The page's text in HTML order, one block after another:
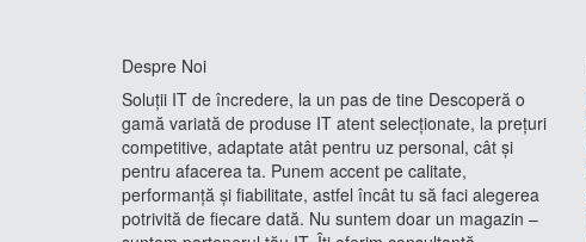
Despre Noi
Soluții IT de încredere, la un pas de tine Descoperă o
gamă variată de produse IT atent selecționate, la prețuri
competitive, adaptate atât pentru uz personal, cât și
pentru afacerea ta. Punem accent pe calitate,
performanță și fiabilitate, astfel încât tu să faci alegerea
potrivită de fiecare dată. Nu suntem doar un magazin –